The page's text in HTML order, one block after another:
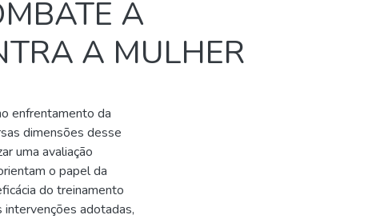
À
A MULHER
enfrentamento da
dimensões desse
uma avaliação
o papel da
do treinamento
intervenções adotadas,